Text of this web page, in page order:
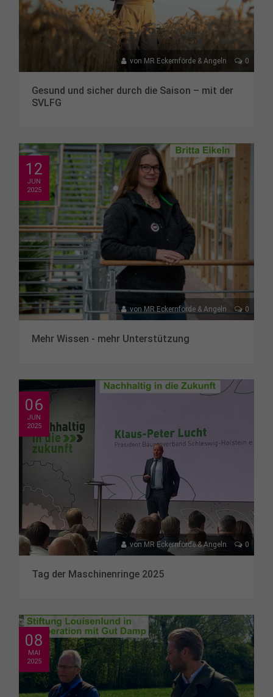
von MR Eckernförde & Angeln 0
Gesund und sicher durch die Saison – mit der
SVLFG
12
JUN
2025
von MR Eckernförde & Angeln 0
Mehr Wissen - mehr Unterstützung
06
JUN
2025
von MR Eckernförde & Angeln 0
Tag der Maschinenringe 2025
08
MAI
2025